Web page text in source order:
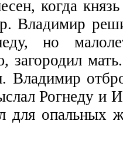
когда
Владимир
но
загородил
Владимир
Рогнеду и
для опальных